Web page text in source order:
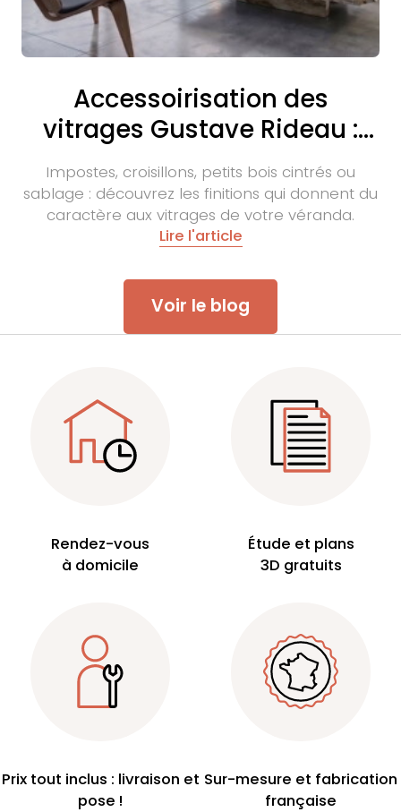
Accessoirisation des
vitrages Gustave Rideau :
quelles possibilités ?
Impostes, croisillons, petits bois cintrés ou
sablage : découvrez les finitions qui donnent du
caractère aux vitrages de votre véranda.
Lire l'article
Voir le blog
Rendez-vous
à domicile
Étude et plans
3D gratuits
Prix tout inclus : livraison et
pose !
Sur-mesure et fabrication
française